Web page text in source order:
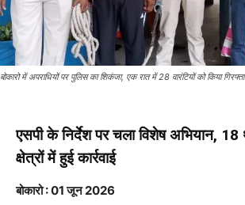
बोकारो में अपराधियों पर पुलिस का शिकंजा, एक रात में 28 वारंटियों को किया
एसपी के निर्देश पर चला विशेष अभियान,
क्षेत्रों में हुई कार्रवाई
बोकारो: 01 जून 2026